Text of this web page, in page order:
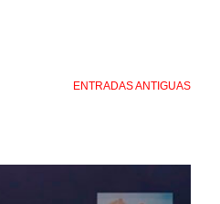
ENTRADAS ANTIGUAS